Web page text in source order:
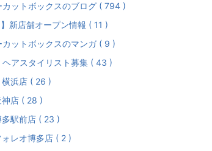
カットボックスのブログ ( 794 )
】新店舗オープン情報 ( 11 )
カットボックスのマンガ ( 9 )
ヘアスタイリスト募集 ( 43 )
浜店 ( 26 )
店 ( 28 )
駅前店 ( 23 )
レオ博多店 ( 2 )